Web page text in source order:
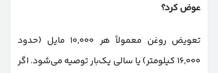
عوض کرد؟
تعویض روغن معمولاً هر ۱۰,۰۰۰ مایل (حدود
۱۶,۰۰۰ کیلومتر) یا سالی یک‌بار توصیه می‌شود. اگر